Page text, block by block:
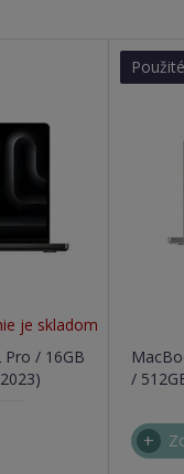
je skladom
/ 16GB
Použité
/